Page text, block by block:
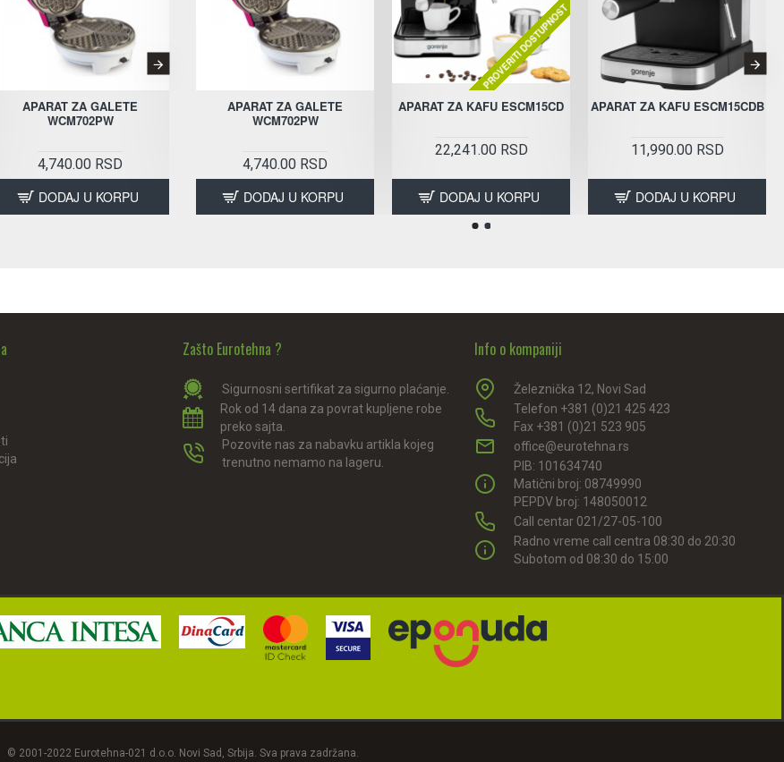
APARAT ZA GALETE
WCM702PW
4,740.00 RSD
DODAJ U KORPU
APARAT ZA KUVANJE NA PARI
VC139810
8,590.00 RSD
DODAJ U KORPU
FRITEZA AF1300XG
6,640.00 RSD
DODAJ U KORPU
FRITEZA AF1350DWB
12,490.00 RSD
DODAJ U KORPU
APARAT ZA GALETE
WCM702PW
4,740.00 RSD
DODAJ U KORPU
PROVERITI DOSTUPNOST
APARAT ZA KAFU ESCM15CD
22,241.00 RSD
DODAJ U KORPU
APARAT ZA KAFU ESCM15CDB
11,990.00 RSD
DODAJ U KORPU
Zašto Eurotehna ?
Sigurnosni sertifikat za sigurno plaćanje.
Rok od 14 dana za povrat kupljene robe
preko sajta.
Pozovite nas za nabavku artikla kojeg
trenutno nemamo na lageru.
Info o kompaniji
Železnička 12, Novi Sad
Telefon +381 (0)21 425 423
Fax +381 (0)21 523 905
office@eurotehna.rs
PIB: 101634740
Matični broj: 08749990
PEPDV broj: 148050012
Call centar 021/27-05-100
Radno vreme call centra 08:30 do 20:30
Subotom od 08:30 do 15:00
© 2001-2022 Eurotehna-021 d.o.o. Novi Sad, Srbija. Sva prava zadržana.